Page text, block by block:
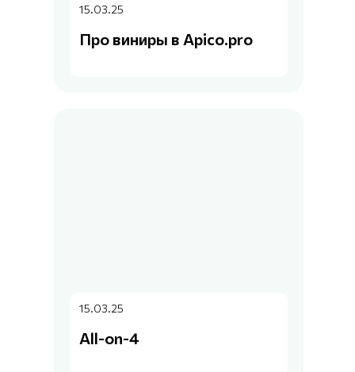
15.03.25
Про виниры в Apico.pro
15.03.25
All-on-4